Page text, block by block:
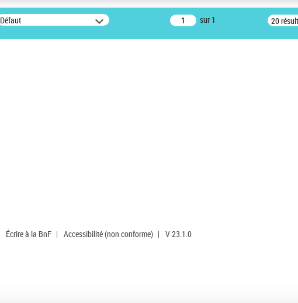
Défaut sur 1 20
Écrire à la BnF | Accessibilité (non conforme) | V 23.1.0